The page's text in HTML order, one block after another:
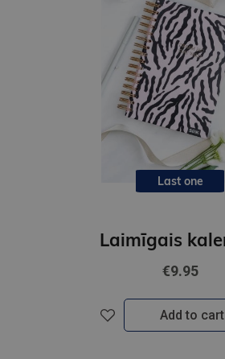
Last one
€9.95
Add to cart